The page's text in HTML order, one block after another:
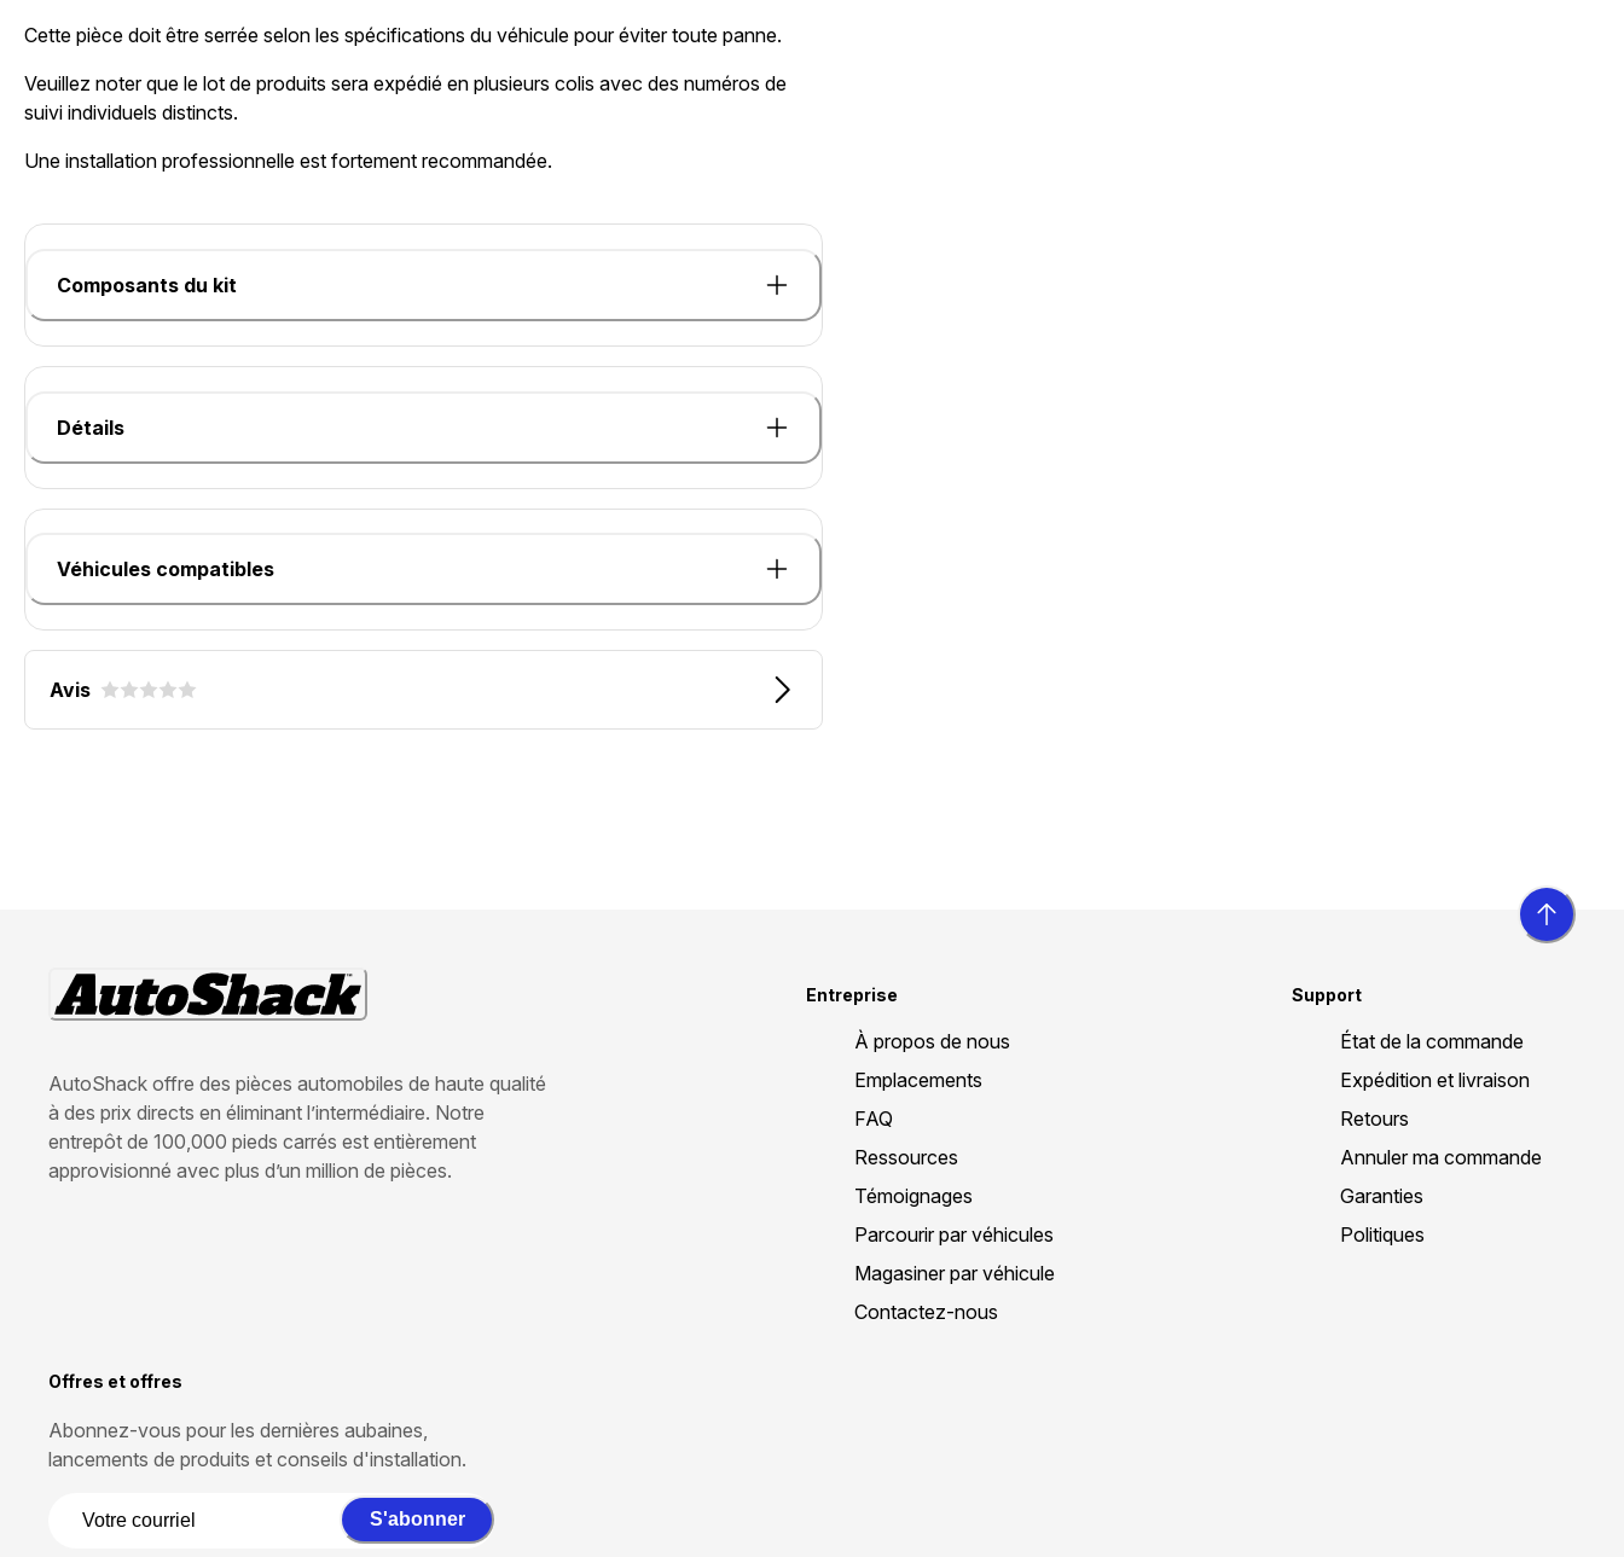
Cette pièce doit être serrée selon les spécifications du véhicule pour éviter toute panne.
Veuillez noter que le lot de produits sera expédié en plusieurs colis avec des numéros de
suivi individuels distincts.
Une installation professionnelle est fortement recommandée.
Composants du kit
Détails
Véhicules compatibles
Avis
AutoShack offre des pièces automobiles de haute qualité
à des prix directs en éliminant l’intermédiaire. Notre
entrepôt de 100,000 pieds carrés est entièrement
approvisionné avec plus d’un million de pièces.
Entreprise
À propos de nous
Emplacements
FAQ
Ressources
Témoignages
Parcourir par véhicules
Magasiner par véhicule
Contactez-nous
Support
État de la commande
Expédition et livraison
Retours
Annuler ma commande
Garanties
Politiques
Offres et offres
Abonnez-vous pour les dernières aubaines,
lancements de produits et conseils d'installation.
S'abonner